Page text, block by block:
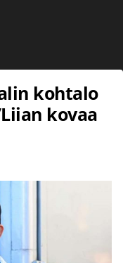
kohtalo
kovaa